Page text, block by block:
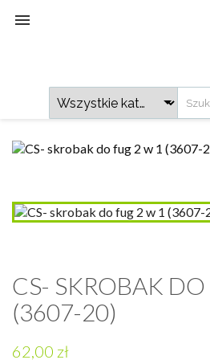

CS- SKROBAK
(3607-20)
62,00 zł